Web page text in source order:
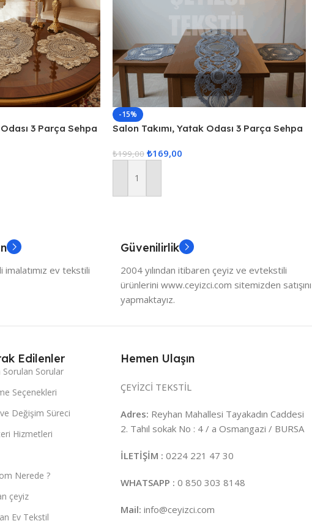
3 Parça Sehpa
-15%
Salon Takımı, Yatak Odası 3 Parça Sehpa
₺199,00 ₺169,00
Sepete Ekle
ev tekstili
Güvenilirlik
2004 yılından itibaren çeyiz ve evtekstili
ürünlerini www.ceyizci.com sitemizden satışını
yapmaktayız.
Edilenler
Sorulan Sorular
Seçenekleri
Değişim Süreci
Hizmetleri
Nerede ?
çeyiz
Ev Tekstil
Hemen Ulaşın
ÇEYİZCİ TEKSTİL
Adres: Reyhan Mahallesi Tayakadın Caddesi
2. Tahıl sokak No : 4 / a Osmangazi / BURSA
İLETİŞİM : 0224 221 47 30
WHATSAPP : 0 850 303 8148
Mail: info@ceyizci.com